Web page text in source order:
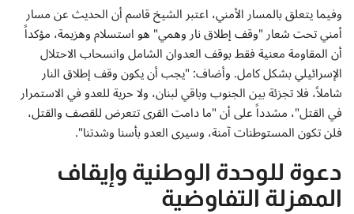
وفيما يتعلق بالمسار الأمني، اعتبر الشيخ قاسم أن الحديث عن مسار
أمني تحت شعار "وقف إطلاق نار وهمي" هو استسلام وهزيمة، مؤكداً
أن المقاومة معنية فقط بوقف العدوان الشامل وانسحاب الاحتلال
الإسرائيلي بشكل كامل. وأضاف: "يجب أن يكون وقف إطلاق النار
شاملاً، فلا تجزئة بين الجنوب وباقي لبنان، ولا حرية للعدو في الاستمرار
في القتل"، مشدداً على أن "ما دامت القرى تتعرض للقصف والقتل،
فلن تكون المستوطنات آمنة، وسيرى العدو بأسنا وشدتنا".
دعوة للوحدة الوطنية وإيقاف
المهزلة التفاوضية